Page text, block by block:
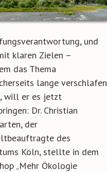
und
klaren Zielen –
das Thema
lange verschlafen
will er es jetzt
Dr. Christian
der
des
Köln, stellte in dem
„Mehr Ökologie